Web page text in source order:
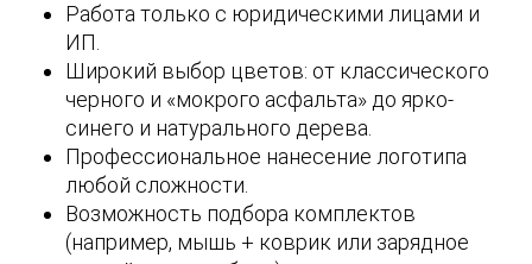
Работа только с юридическими лицами и
ИП.
Широкий выбор цветов: от классического
черного и «мокрого асфальта» до ярко-
синего и натурального дерева.
Профессиональное нанесение логотипа
любой сложности.
Возможность подбора комплектов
(например, мышь + коврик или зарядное